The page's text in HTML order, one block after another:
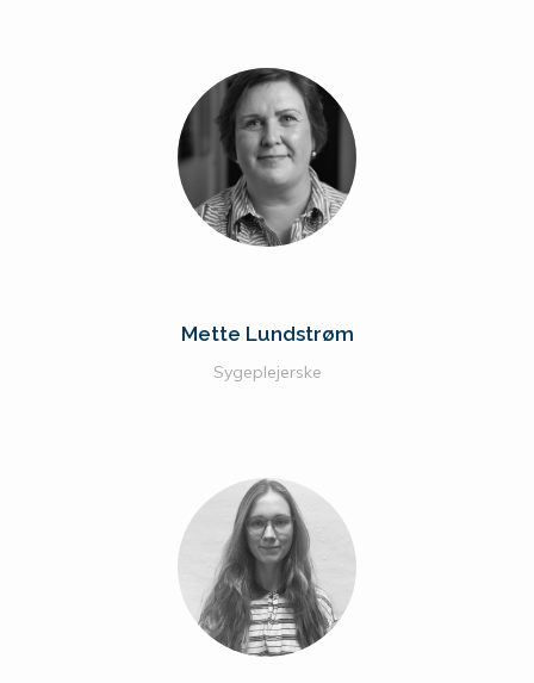
Mette Lundstrøm
Sygeplejerske